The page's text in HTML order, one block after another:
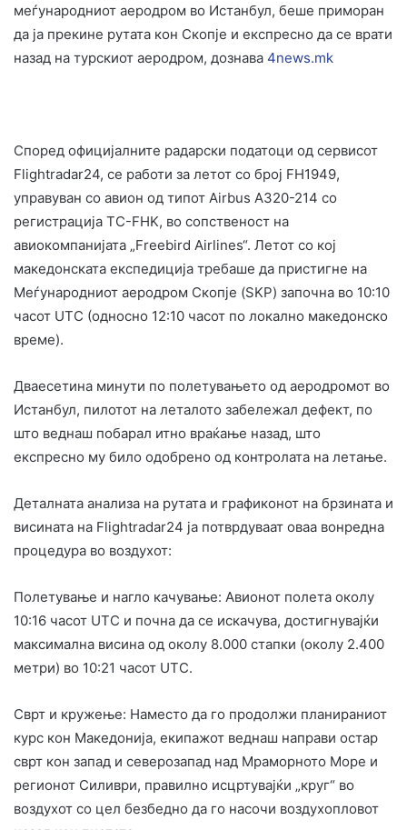
меѓународниот аеродром во Истанбул, беше приморан
да ја прекине рутата кон Скопје и експресно да се врати
назад на турскиот аеродром, дознава 4news.mk
Според официјалните радарски податоци од сервисот
Flightradar24, се работи за летот со број FH1949,
управуван со авион од типот Airbus A320-214 со
регистрација TC-FHK, во сопственост на
авиокомпанијата „Freebird Airlines“. Летот со кој
македонската експедиција требаше да пристигне на
Меѓународниот аеродром Скопје (SKP) започна во 10:10
часот UTC (односно 12:10 часот по локално македонско
време).
Дваесетина минути по полетувањето од аеродромот во
Истанбул, пилотот на леталото забележал дефект, по
што веднаш побарал итно враќање назад, што
експресно му било одобрено од контролата на летање.
Деталната анализа на рутата и графиконот на брзината и
висината на Flightradar24 ја потврдуваат оваа вонредна
процедура во воздухот:
Полетување и нагло качување: Авионот полета околу
10:16 часот UTC и почна да се искачува, достигнувајќи
максимална висина од околу 8.000 стапки (околу 2.400
метри) во 10:21 часот UTC.
Сврт и кружење: Наместо да го продолжи планираниот
курс кон Македонија, екипажот веднаш направи остар
сврт кон запад и северозапад над Мраморното Море и
регионот Силиври, правилно исцртувајќи „круг“ во
воздухот со цел безбедно да го насочи воздухопловот